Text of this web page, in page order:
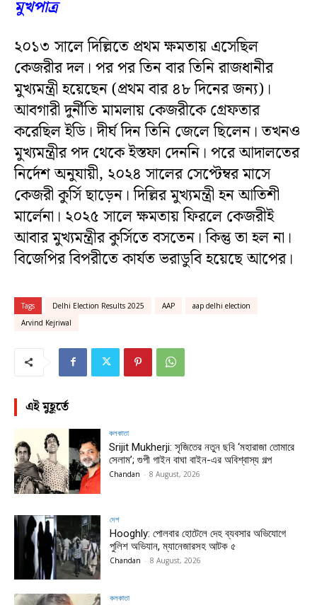
মুখপাত্র
২০১৩ সালে দিল্লিতে প্রথম ক্ষমতায় এসেছিল
কেজরীর দল। পর পর তিন বার তিনি রাজধানীর
মুখ্যমন্ত্রী হয়েছেন (প্রথম বার ৪৮ দিনের জন্য)।
আবগারী দুর্নীতি মামলায় কেজরীকে গ্রেফতার
করেছিল ইডি। দীর্ঘ দিন তিনি জেলে ছিলেন। তখনও
মুখ্যমন্ত্রীর পদ থেকে ইস্তফা দেননি। পরে আদালতের
নির্দেশ অনুযায়ী, ২০২৪ সালের সেপ্টেম্বর মাসে
কেজরী কুর্সি ছাড়েন। দিল্লির মুখ্যমন্ত্রী হন আতিশী
মার্লেনা। ২০২৫ সালে ক্ষমতায় ফিরলে কেজরীই
আবার মুখ্যমন্ত্রীর কুর্সিতে বসতেন। কিন্তু তা হল না।
বিজেপির বিপরীতে কার্যত ভরাডুবি হয়েছে আপের।
Tags Delhi Election Results 2025 AAP
aap delhi election
Arvind Kejriwal
এই মুহূর্তে
কলকাতা
Srijit Mukherji: সৃজিতের নতুন ছবি ‘মহারাজা তোমারে
সেলাম’; গুপী গাইন বাঘা বাইন-এর অবিশ্বাস্য গল্প
Chandan - 8 August, 2026
দেশ
Hooghly: পোলবার হোটেলে দেহ ব্যবসার অভিযোগে
পুলিশ অভিযান, ম্যানেজারসহ আটক ৫
Chandan - 8 August, 2026
কলকাতা